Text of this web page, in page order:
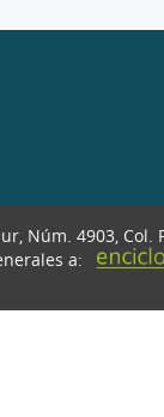
Núm. 4903, Col.
a: